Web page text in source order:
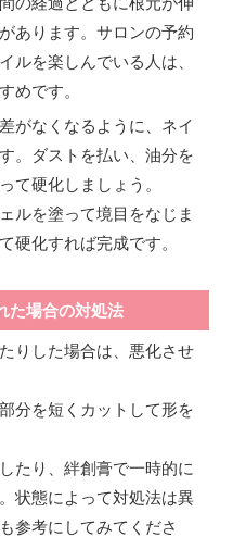
あります。サロンの予約
ルを楽しんでいる人は、
めです。
がなくなるように、ネイ
。ダストを払い、油分を
て硬化しましょう。
ルを塗って境目をなじま
硬化すれば完成です。
た場合の対処法
りした場合は、悪化させ
分を短くカットして形を
たり、絆創膏で一時的に
状態によって対処法は異
参考にしてみてくださ